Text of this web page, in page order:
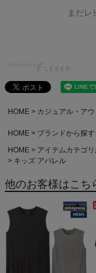
まだレ
HOME カジュアル・ア
HOME ブランドから探す
HOME
アイテムカテゴ
キッズ アパレル
他のお客様はこち